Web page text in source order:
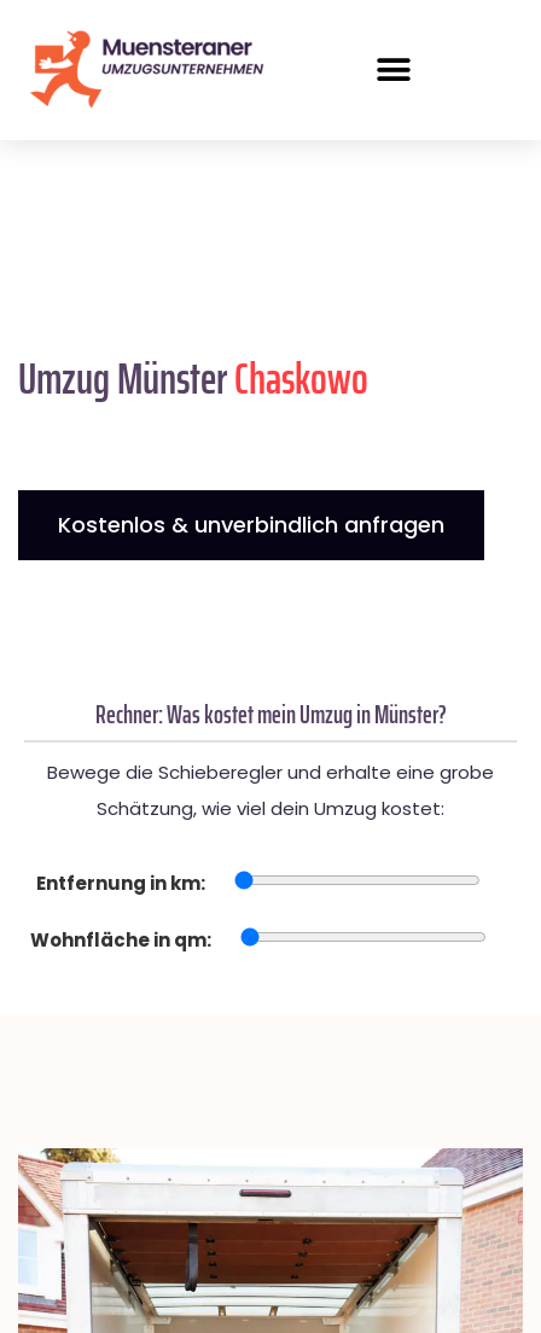
Umzug MünsterChaskowo
Kostenlos & unverbindlich anfragen
Rechner: Was kostet mein Umzug in Münster?
Bewege die Schieberegler und erhalte eine grobe
Schätzung, wie viel dein Umzug kostet:
Entfernung in km:
Wohnfläche in qm: